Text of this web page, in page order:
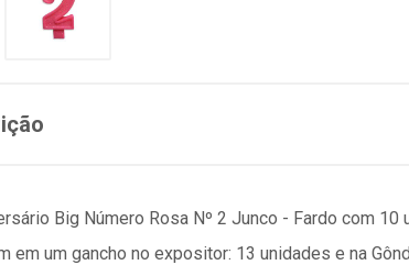
Big Número Rosa Nº 2 Junco - Fardo com
em um gancho no expositor: 13 unidades e na